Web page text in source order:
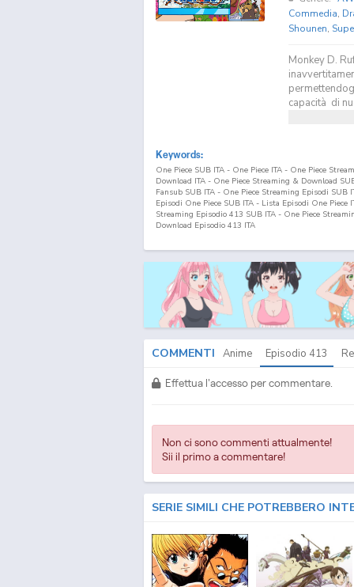
Commedia,
Shounen,
Monkey D.
capacità di
Keywords:
One Piece SUB ITA - One Piece ITA - One Piece
Download ITA - One Piece Streaming & Download
Fansub SUB ITA - One Piece Streaming Episodi
Episodi One Piece SUB ITA - Lista Episodi One Piece
Streaming Episodio 413 SUB ITA - One Piece
Download Episodio 413 ITA
COMMENTI Anime Episodio 413
Effettua l'accesso per commentare.
Non ci sono commenti attualmente!
Sii il primo a commentare!
SERIE SIMILI CHE POTREBBERO